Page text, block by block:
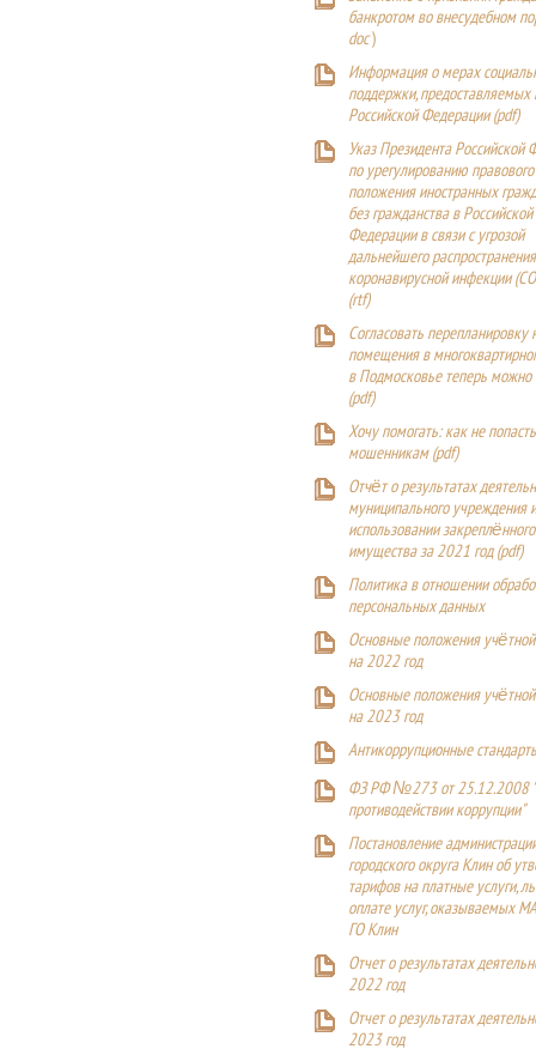
банкротом во внесудебном
doc)
Информация о мерах
поддержки,
Российской Федерации (pdf)
Указ Президента Российской
по урегулированию правового
положения иностранных
без гражданства в Российской
Федерации в связи с угрозой
дальнейшего
коронавирусной инфекции
(rtf)
Согласовать перепланировку
помещения в
в Подмосковье теперь можно
(pdf)
Хочу помогать: как не
мошенникам (pdf)
Отчёт о результатах
муниципального учреждения
использовании
имущества за 2021 год (pdf)
Политика в отношении
персональных данных
Основные положения
на 2022 год
Основные положения
на 2023 год
Антикоррупционные
ФЗ РФ №273 от 25.12.2008
противодействии коррупции"
Постановление
городского округа Клин об
тарифов на платные услуги,
оплате услуг, оказываемых
ГО Клин
Отчет о результатах
2022 год
Отчет о результатах
2023 год